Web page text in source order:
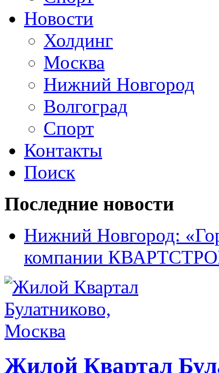
Новости
Холдинг
Москва
Нижний Новгород
Волгоград
Спорт
Контакты
Поиск
Последние новости
Нижний Новгород:
компании
Жилой Квартал